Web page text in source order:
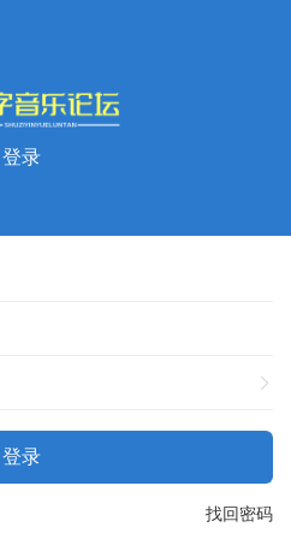
登录
登录
找回密码